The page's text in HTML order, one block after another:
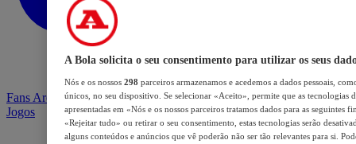
Fans Arena
Jogos
A Bola solicita o seu consentimento para utilizar os seus
Nós e os nossos 298 parceiros armazenamos e acedemos a dados pessoais,
únicos, no seu dispositivo. Se selecionar «Aceito», permite que as tecnologias
apresentadas em «Nós e os nossos parceiros tratamos dados para as seguintes
«Rejeitar tudo» ou retirar o seu consentimento, estas tecnologias serão
alguns conteúdos e anúncios que vê poderão não ser tão relevantes para si.